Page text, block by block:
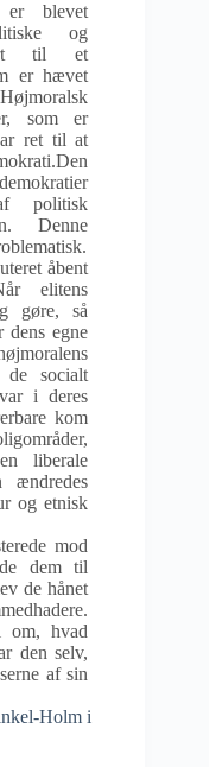
er blevet
og
til et
er hævet
som er
ret til at
politisk
Denne
åbent
elitens
gøre, så
egne
de socialt
i deres
kom
liberale
ændredes
og etnisk
mod
dem til
de hånet
hvad
den selv,
af sin
Holm i